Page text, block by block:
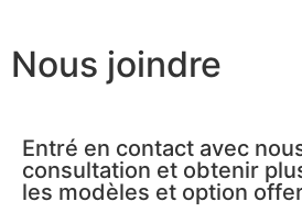
Nous joindre
Entré en contact avec
consultation et obtenir
les modèles et option